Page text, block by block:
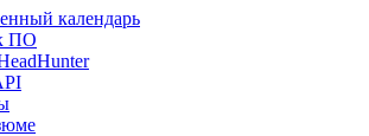
календарь
ПО